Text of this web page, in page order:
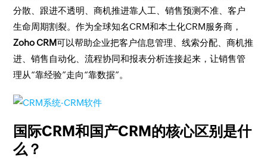
分散、跟进不透明、商机推进靠人工、销售预测不准、客户
生命周期割裂。作为全球知名CRM和本土化CRM服务商，
Zoho CRM可以帮助企业把客户信息管理、线索分配、商机推
进、销售自动化、流程协同和报表分析连接起来，让销售管
理从“靠经验”走向“靠数据”。
国际CRM和国产CRM的核心区别是什
么？